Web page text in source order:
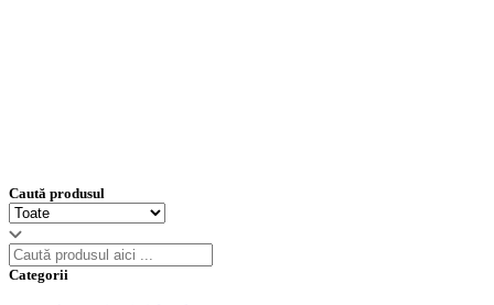
Caută produsul
Categorii